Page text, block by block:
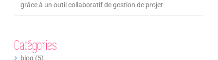
grâce à un outil collaboratif de gestion de projet
Catégories
blog (5)